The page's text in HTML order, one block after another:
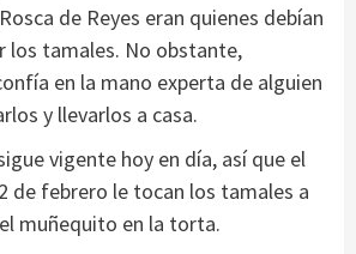
de Reyes eran quienes debían
los tamales. No obstante,
en la mano experta de alguien
y llevarlos a casa.
vigente hoy en día, así que el
de febrero le tocan los tamales a
muñequito en la torta.